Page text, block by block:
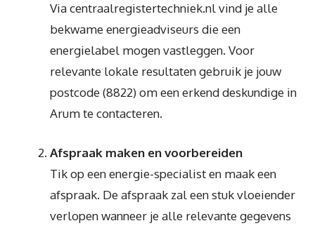
Via centraalregistertechniek.nl vind je alle
bekwame energieadviseurs die een
energielabel mogen vastleggen. Voor
relevante lokale resultaten gebruik je jouw
postcode (8822) om een erkend deskundige in
Arum te contacteren.
Afspraak maken en voorbereiden
Tik op een energie-specialist en maak een
afspraak. De afspraak zal een stuk vloeiender
verlopen wanneer je alle relevante gegevens